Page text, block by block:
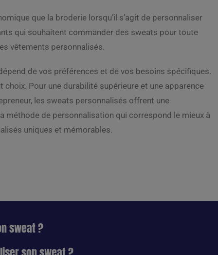
que la broderie lorsqu’il s’agit de personnaliser
qui souhaitent commander des sweats pour toute
vêtements personnalisés.
de vos préférences et de vos besoins spécifiques.
Pour une durabilité supérieure et une apparence
les sweats personnalisés offrent une
méthode de personnalisation qui correspond le mieux à
uniques et mémorables.
sweat ?